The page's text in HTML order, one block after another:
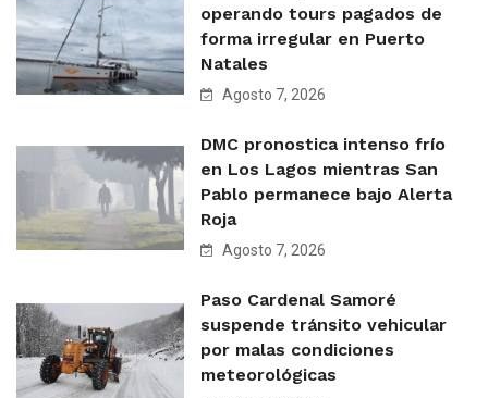
operando tours pagados de
forma irregular en Puerto
Natales
Agosto 7, 2026
DMC pronostica intenso frío
en Los Lagos mientras San
Pablo permanece bajo Alerta
Roja
Agosto 7, 2026
Paso Cardenal Samoré
suspende tránsito vehicular
por malas condiciones
meteorológicas